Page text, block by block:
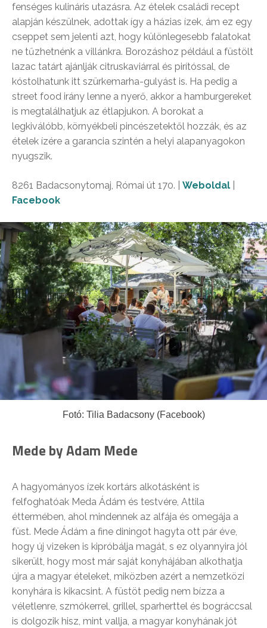
fenséges kulináris utazásra. Az ételek családi recept
alapján készülnek, adottak így a házias ízek, ám ez egy
cseppet sem jelenti azt, hogy különlegesebb falatokat
ne tűzhetnénk a villánkra. Borozáshoz például a füstölt
lazac tatárt ajánlják citruskaviárral és pirítóssal, de
kóstolhatunk itt szürkemarha-gulyást is. Ha pedig a
street food irány lenne a nyerő, akkor a hamburgereket
is megtalálhatjuk az étlapjukon. A borokat a
legkiválóbb, környékbeli pincészetektől hozzák, és az
ételek ízére a garancia szintén a helyi alapanyagokon
nyugszik.
8261 Badacsonytomaj, Római út 170. | Weboldal
Facebook
Fotó: Tilia Badacsony (Facebook)
Mede by Adam Mede
A hagyományos ízek kortárs alkotásként is
felfoghatóak Meda Ádám és testvére, Attila
éttermében, ahol mindennek az alfája és omegája a
füst. Mede Ádám a fine diningot hagyta ott pár éve,
hogy új vizeken is kipróbálja magát, s ez olyannyira jól
sikerült, hogy most már saját konyhájában alkothatja
újra a magyar ételeket, miközben azért a nemzetközi
konyhára is kikacsint. A füstöt pedig nem bízza a
véletlenre, szmókerrel, grillel, sparherttel és bográccsal
is dolgozik hisz, mint vallja, a magyar konyhának jót